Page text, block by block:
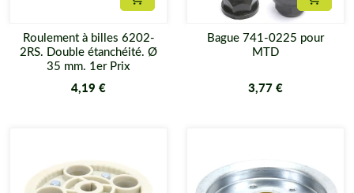
Ajouter au panier
Roulement à billes 6202-
2RS. Double étanchéité. Ø
35 mm. 1er Prix
4,19 €
Bague 741-0225 pour
MTD
3,77 €